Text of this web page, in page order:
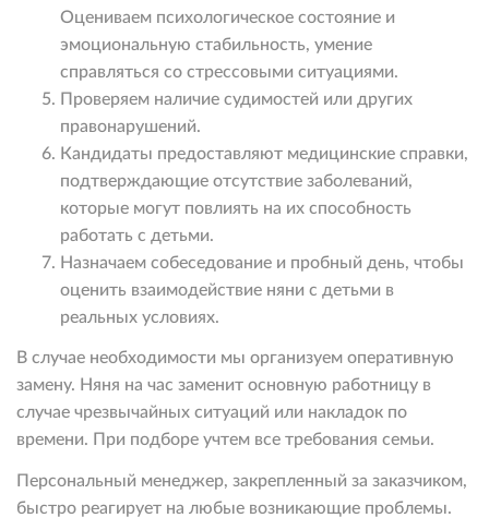
Оцениваем психологическое состояние и
эмоциональную стабильность, умение
справляться со стрессовыми ситуациями.
Проверяем наличие судимостей или других
правонарушений.
Кандидаты предоставляют медицинские справки,
подтверждающие отсутствие заболеваний,
которые могут повлиять на их способность
работать с детьми.
Назначаем собеседование и пробный день, чтобы
оценить взаимодействие няни с детьми в
реальных условиях.
В случае необходимости мы организуем оперативную
замену. Няня на час заменит основную работницу в
случае чрезвычайных ситуаций или накладок по
времени. При подборе учтем все требования семьи.
Персональный менеджер, закрепленный за заказчиком,
быстро реагирует на любые возникающие проблемы.